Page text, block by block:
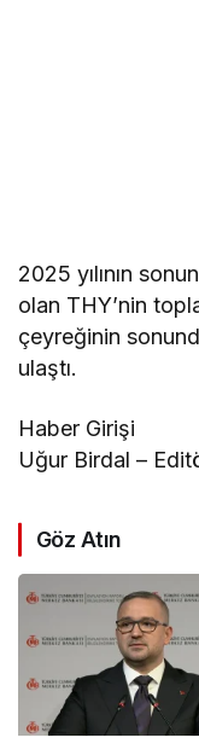
2025 yılının
olan THY’nin
çeyreğinin
ulaştı.
Haber Girişi
Uğur Birdal –
Göz Atın